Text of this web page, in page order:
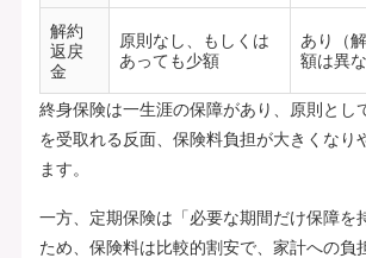
解約
返戻
金
原則なし、もしくは
あっても少額
あり（
額は異な
終身保険は一生涯の保障があり、原則とし
を受取れる反面、保険料負担が大きくなり
ます。
一方、定期保険は「必要な期間だけ保障を
ため、保険料は比較的割安で、家計への負